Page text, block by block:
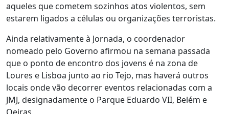
aqueles que cometem sozinhos atos violentos, sem
estarem ligados a células ou organizações terroristas.
Ainda relativamente à Jornada, o coordenador
nomeado pelo Governo afirmou na semana passada
que o ponto de encontro dos jovens é na zona de
Loures e Lisboa junto ao rio Tejo, mas haverá outros
locais onde vão decorrer eventos relacionadas com a
JMJ, designadamente o Parque Eduardo VII, Belém e